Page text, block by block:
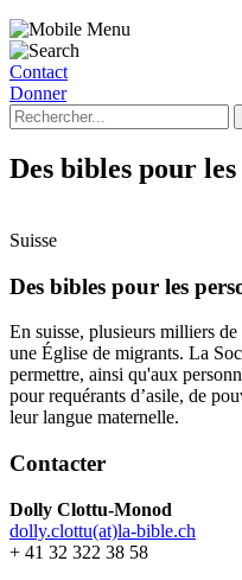
Contact
Donner
Des bibles pour
Suisse
Des bibles pour les
En suisse, plusieurs milliers
une Église de migrants. La
permettre, ainsi qu'aux
pour requérants d’asile, de
leur langue maternelle.
Contacter
Dolly Clottu-Monod
dolly.clottu(at)la-bible.ch
+ 41 32 322 38 58